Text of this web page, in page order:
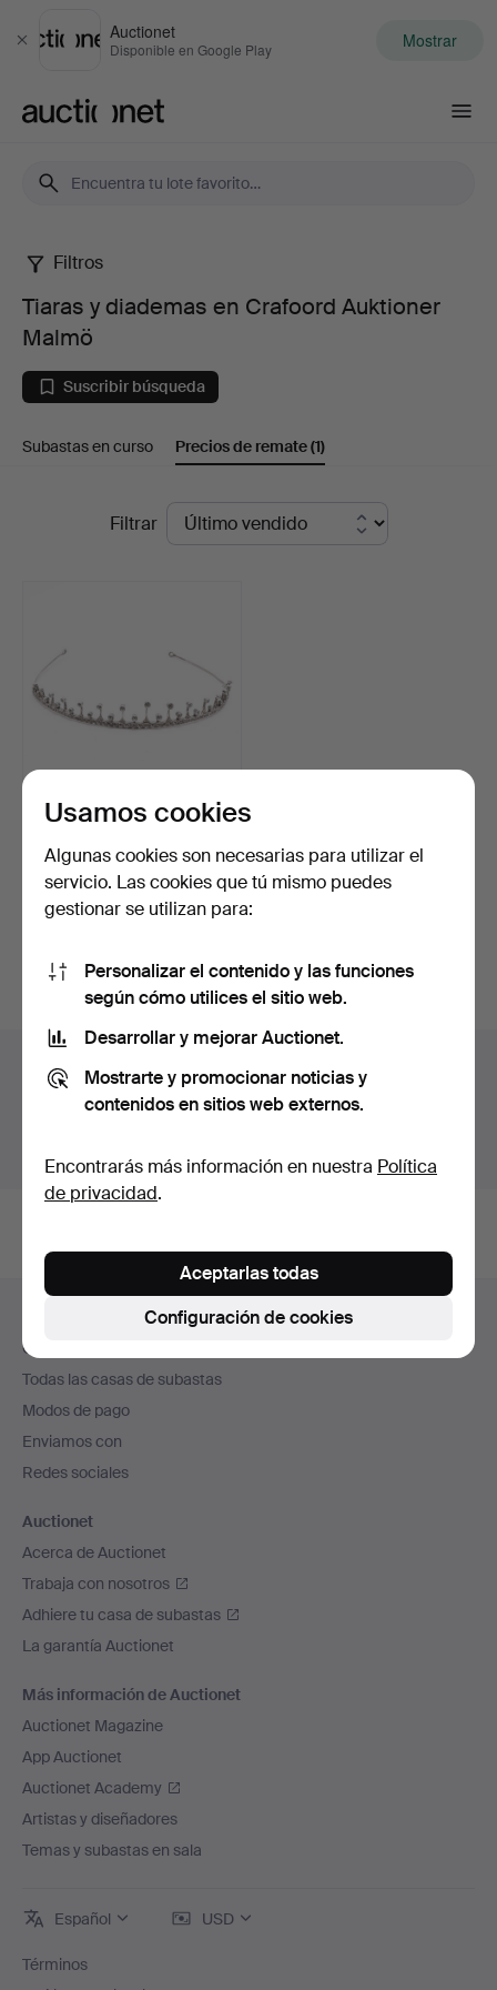
Cerrar
Auctionet
Disponible en Google Play Mostrar
Tiaras
diademas
en
Auktioner
Filtros
Tiaras y diademas en Crafoord Auktioner
Malmö
Suscribir búsqueda
Subastas en curso Precios de remate(1)
Filtrar
Una diadema de plata 935
con piedras blanc…
Subastado 13 ene 2024
29 pujas
301 USD
Suscribir búsqueda
Archivo de subastas
Estás buscando en el archivo de subastas concluidas.
Navegación
el
pie
de
página
Ayuda y contacto
Contacta con el servicio de atención al cliente
Todas las casas de subastas
Modos de pago
Enviamos con
Redes sociales
Auctionet
Acerca de Auctionet
Trabaja con nosotros
Adhiere tu casa de subastas
La garantía Auctionet
Más información de Auctionet
Auctionet Magazine
App Auctionet
Auctionet Academy
Artistas y diseñadores
Temas y subastas en sala
Español USD
Términos
Usamos cookies
Algunas cookies son necesarias para utilizar el
servicio. Las cookies que tú mismo puedes
gestionar se utilizan para:
Personalizar el contenido y las funciones
según cómo utilices el sitio web.
Desarrollar y mejorar Auctionet.
Mostrarte y promocionar noticias y
contenidos en sitios web externos.
Encontrarás más información en nuestra Política
de privacidad.
Configuración de cookies
Aceptarlas todas